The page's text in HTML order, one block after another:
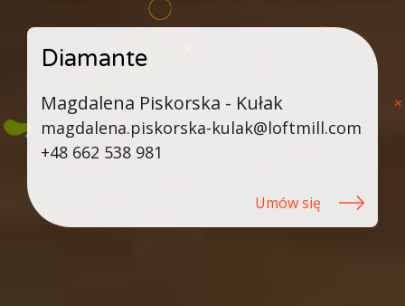
Diamante
Magdalena Piskorska - Kułak
magdalena.piskorska-kulak@loftmill.com
+48 662 538 981
Umów się